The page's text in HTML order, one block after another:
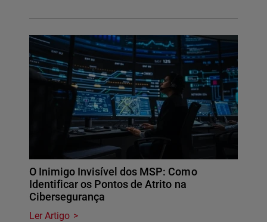
O Inimigo Invisível dos MSP: Como
Identificar os Pontos de Atrito na
Cibersegurança
Ler Artigo